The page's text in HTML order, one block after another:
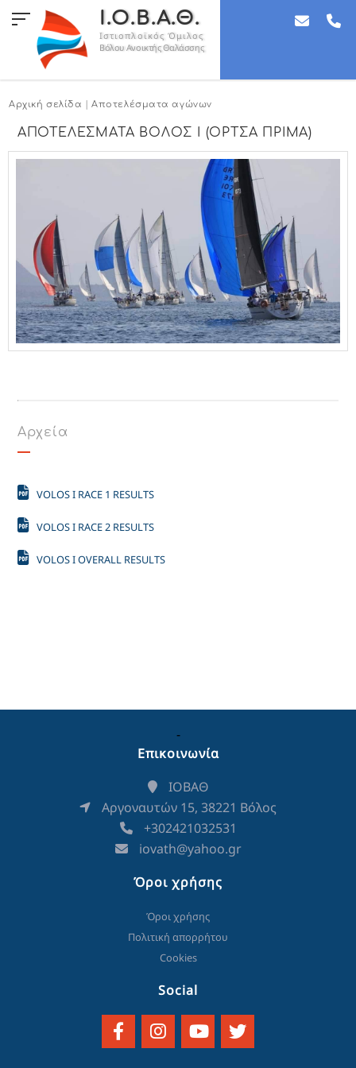
Ι.Ο.Β.Α.Θ.
Ιστιοπλοϊκός Όμιλος
Βόλου Ανοικτής Θαλάσσης
Αρχική σελίδα |Αποτελέσματα αγώνων
ΑΠΟΤΕΛΕΣΜΑΤΑ ΒΟΛΟΣ Ι (ΟΡΤΣΑ ΠΡΙΜΑ)
Αρχεία
VOLOS I RACE 1 RESULTS
VOLOS I RACE 2 RESULTS
VOLOS I OVERALL RESULTS
-
Επικοινωνία
ΙΟΒΑΘ
Αργοναυτών 15, 38221 Βόλος
+302421032531
iovath@yahoo.gr
Όροι χρήσης
Όροι χρήσης
Πολιτική απορρήτου
Cookies
Social